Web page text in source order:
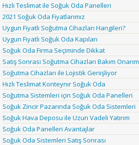
Hızlı Teslimat ile Soğuk Oda Panelleri
2021 Soğuk Oda Fiyatlarımız
Uygun Fiyatlı Soğutma Cihazları Hangileri?
Uygun Fiyatlı Soğuk Oda Kapıları
Soğuk Oda Firma Seçiminde Dikkat
Satış Sonrası Soğutma Cihazları Bakım Onarım
Soğutma Cihazları ile Lojistik Genişliyor
Hızlı Teslimat Konteynır Soğuk Oda
Soğutma Sistemleri için Soğuk Oda Panelleri
Soğuk Zincir Pazarında Soğuk Oda Sistemleri
Soğuk Hava Deposu ile Uzun Vadeli Yatırım
Soğuk Oda Panelleri Avantajlar
Soğuk Oda Sistemleri Satış Sonrası